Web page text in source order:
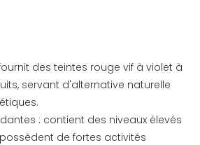
des teintes rouge vif à violet à
servant d'alternative naturelle
: contient des niveaux élevés
de fortes activités